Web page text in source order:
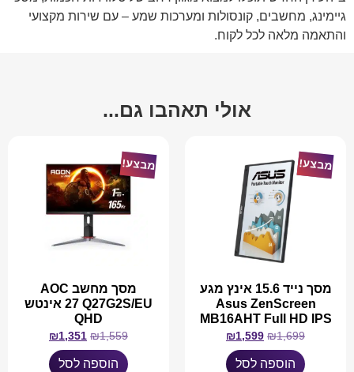
גיימינג, מחשבים, קונסולות ומערכות שמע – עם שירות מקצועי
והתאמה מלאה לכל לקוח.
אולי תאהבו גם...
מבצע!
מסך נייד 15.6 אינץ מגע
Asus ZenScreen
MB16AHT Full HD IPS
₪1,699
₪1,599
הוספה לסל
מבצע!
מסך מחשב AOC
Q27G2S/EU ‏27 ‏אינטש
QHD
₪1,559
₪1,351
הוספה לסל